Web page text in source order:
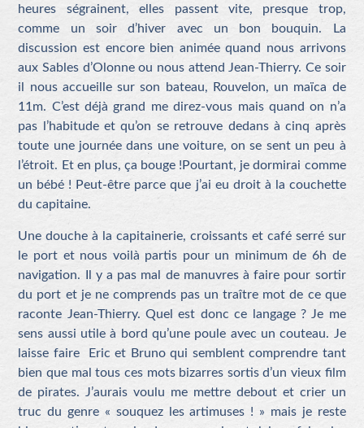
heures ségrainent, elles passent vite, presque trop,
comme un soir d’hiver avec un bon bouquin. La
discussion est encore bien animée quand nous arrivons
aux Sables d’Olonne ou nous attend Jean-Thierry. Ce soir
il nous accueille sur son bateau, Rouvelon, un maïca de
11m. C’est déjà grand me direz-vous mais quand on n’a
pas l’habitude et qu’on se retrouve dedans à cinq après
toute une journée dans une voiture, on se sent un peu à
l’étroit. Et en plus, ça bouge !Pourtant, je dormirai comme
un bébé ! Peut-être parce que j’ai eu droit à la couchette
du capitaine.
Une douche à la capitainerie, croissants et café serré sur
le port et nous voilà partis pour un minimum de 6h de
navigation. Il y a pas mal de manuvres à faire pour sortir
du port et je ne comprends pas un traître mot de ce que
raconte Jean-Thierry. Quel est donc ce langage ? Je me
sens aussi utile à bord qu’une poule avec un couteau. Je
laisse faire Eric et Bruno qui semblent comprendre tant
bien que mal tous ces mots bizarres sortis d’un vieux film
de pirates. J’aurais voulu me mettre debout et crier un
truc du genre « souquez les artimuses ! » mais je reste